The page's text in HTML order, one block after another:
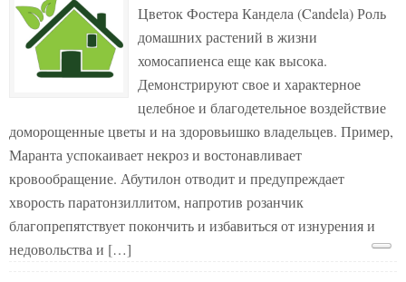
Цветок Фостера Кандела (Candela) Роль
домашних растений в жизни
хомосапиенса еще как высока.
Демонстрируют свое и характерное
целебное и благодетельное воздействие
доморощенные цветы и на здоровьишко владельцев. Пример,
Маранта успокаивает некроз и востонавливает
кровообращение. Абутилон отводит и предупреждает
хворость паратонзиллитом, напротив розанчик
благопрепятствует покончить и избавиться от изнурения и
недовольства и […]